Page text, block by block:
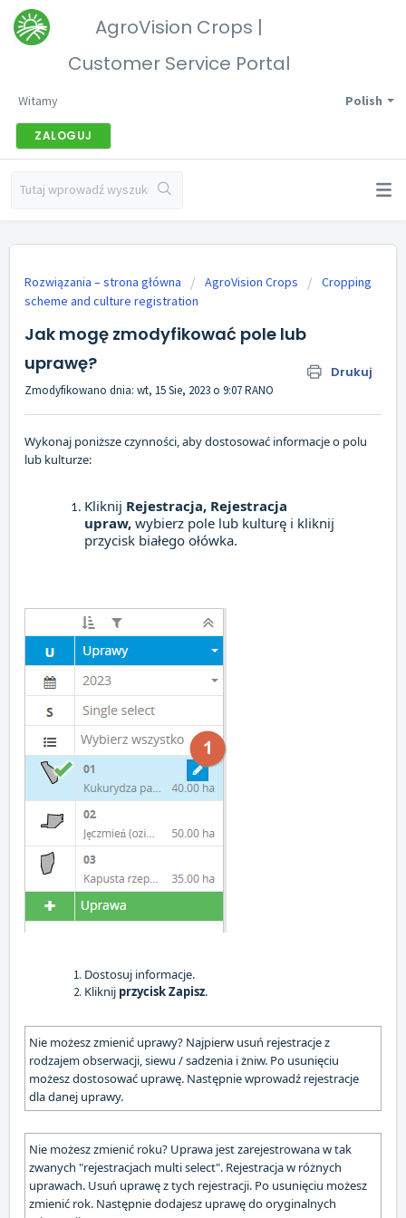
AgroVision Crops |
Customer Service Portal
Polish
Witamy
ZALOGUJ
Rozwiązania – strona główna AgroVision Crops
Cropping
scheme and culture registration
Jak mogę zmodyfikować pole lub
uprawę?
Drukuj
Zmodyfikowano dnia: wt, 15 Sie, 2023 o 9:07 RANO
Wykonaj poniższe czynności, aby dostosować informacje o polu
lub kulturze:
Kliknij Rejestracja, Rejestracja
upraw, wybierz pole lub kulturę i kliknij
przycisk białego ołówka.
Dostosuj informacje.
Kliknij przycisk Zapisz.
Nie możesz zmienić uprawy? Najpierw usuń rejestracje z
rodzajem obserwacji, siewu / sadzenia i żniw. Po usunięciu
możesz dostosować uprawę. Następnie wprowadź rejestracje
dla danej uprawy.
Nie możesz zmienić roku? Uprawa jest zarejestrowana w tak
zwanych "rejestracjach multi select". Rejestracja w różnych
uprawach. Usuń uprawę z tych rejestracji. Po usunięciu możesz
zmienić rok. Następnie dodajesz uprawę do oryginalnych